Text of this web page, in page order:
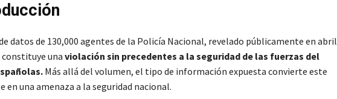
datos de 130,000 agentes de la Policía Nacional, revelado públicamente en abril
constituye una violación sin precedentes a la seguridad de las fuerzas del
Más allá del volumen, el tipo de información expuesta convierte este
en una amenaza a la seguridad nacional.